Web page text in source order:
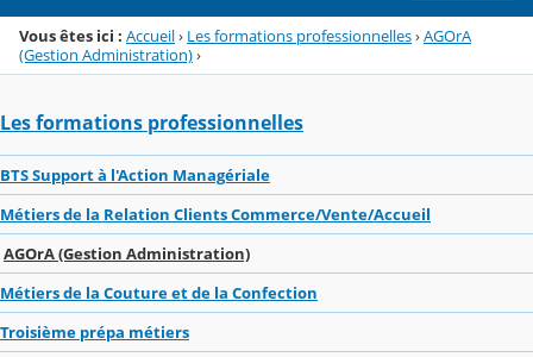
Vous êtes ici : Accueil› Les formations professionnelles›AGOrA
(Gestion Administration)›
Les formations professionnelles
BTS Support à l'Action Managériale
Métiers de la Relation Clients Commerce/Vente/Accueil
AGOrA (Gestion Administration)
Métiers de la Couture et de la Confection
Troisième prépa métiers